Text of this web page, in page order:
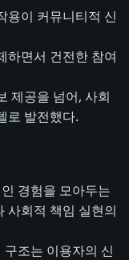
용이 커뮤니티적 신
하면서 건전한 참여
제공을 넘어, 사회
로 발전했다.
경험을 모아두는
사회적 책임 실현의
조는 이용자의 신